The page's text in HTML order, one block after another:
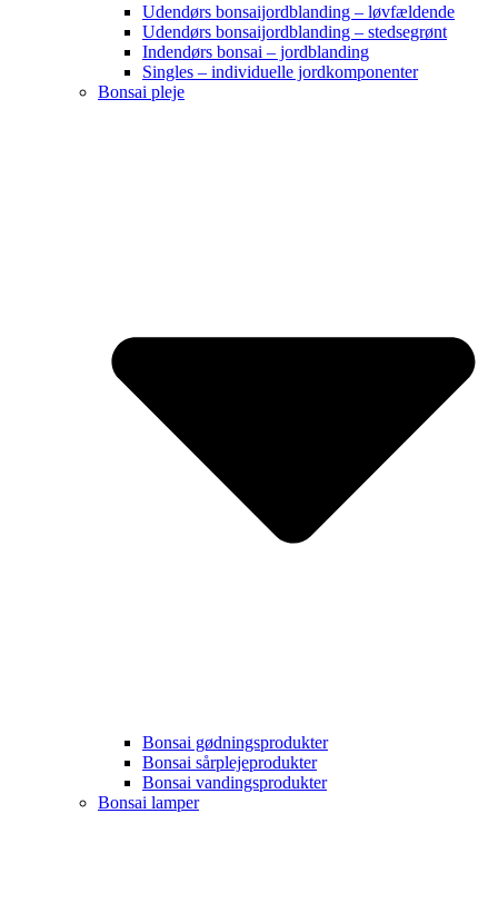
Udendørs bonsaijordblanding – løvfældende
Udendørs bonsaijordblanding – stedsegrønt
Indendørs bonsai – jordblanding
Singles – individuelle jordkomponenter
Bonsai pleje
Bonsai gødningsprodukter
Bonsai sårplejeprodukter
Bonsai vandingsprodukter
Bonsai lamper